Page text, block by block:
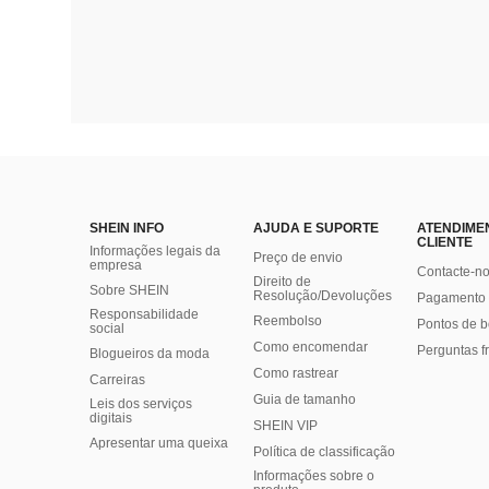
SHEIN INFO
Informações legais da
empresa
Sobre SHEIN
Responsabilidade
social
Blogueiros da moda
Carreiras
Leis dos serviços
digitais
Apresentar uma queixa
AJUDA E SUPORTE
Preço de envio
Direito de
Resolução/Devoluções
Reembolso
Como encomendar
Como rastrear
Guia de tamanho
SHEIN VIP
Política de classificação
​Informações sobre o
CLIENTE
Contacte-
Pontos de
Perguntas